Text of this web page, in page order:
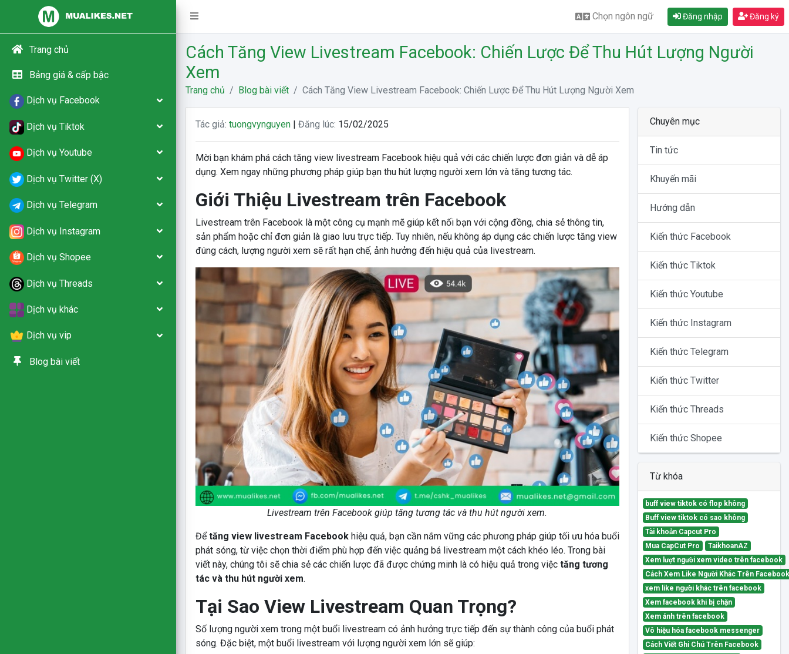
Chọn ngôn ngữ Đăng nhập Đăng ký
Trang chủ
Bảng giá & cấp bậc
Dịch vụ Facebook
Dịch vụ Tiktok
Dịch vụ Youtube
Dịch vụ Twitter (X)
Dịch vụ Telegram
Dịch vụ Instagram
Dịch vụ Shopee
Dịch vụ Threads
Dịch vụ khác
Dịch vụ vip
Blog bài viết
Cách Tăng View Livestream Facebook: Chiến Lược Để Thu Hút Lượng Người
Xem
Trang chủ Blog bài viết Cách Tăng View Livestream Facebook: Chiến Lược Để Thu Hút Lượng Người Xem
Tác giả: tuongvynguyen| Đăng lúc: 15/02/2025
Mời bạn khám phá cách tăng view livestream Facebook hiệu quả với các chiến lược đơn giản và dễ áp
dụng. Xem ngay những phương pháp giúp bạn thu hút lượng người xem lớn và tăng tương tác.
Giới Thiệu Livestream trên Facebook
Livestream trên Facebook là một công cụ mạnh mẽ giúp kết nối bạn với cộng đồng, chia sẻ thông tin,
sản phẩm hoặc chỉ đơn giản là giao lưu trực tiếp. Tuy nhiên, nếu không áp dụng các chiến lược tăng view
đúng cách, lượng người xem sẽ rất hạn chế, ảnh hưởng đến hiệu quả của livestream.
Livestream trên Facebook giúp tăng tương tác và thu hút người xem.
Đểtăng view livestream Facebookhiệu quả, bạn cần nắm vững các phương pháp giúp tối ưu hóa buổi
phát sóng, từ việc chọn thời điểm phù hợp đến việc quảng bá livestream một cách khéo léo. Trong bài
viết này, chúng tôi sẽ chia sẻ các chiến lược đã được chứng minh là có hiệu quả trong việc tăng tương
tác và thu hút người xem.
Tại Sao View Livestream Quan Trọng?
Số lượng người xem trong một buổi livestream có ảnh hưởng trực tiếp đến sự thành công của buổi phát
sóng. Đặc biệt, một buổi livestream với lượng người xem lớn sẽ giúp:
Chuyên mục
Tin tức
Khuyến mãi
Hướng dẫn
Kiến thức Facebook
Kiến thức Tiktok
Kiến thức Youtube
Kiến thức Instagram
Kiến thức Telegram
Kiến thức Twitter
Kiến thức Threads
Kiến thức Shopee
Từ khóa
buff view tiktok có flop không
Buff view tiktok có sao không
Tài khoản Capcut Pro
Mua CapCut Pro
TaikhoanAZ
Xem lượt người xem video trên facebook
Cách Xem Like Người Khác Trên
xem like người khác trên facebook
Xem facebook khi bị chặn
Xem ảnh trên facebook
Vô hiệu hóa facebook messenger
Cách Viết Ghi Chú Trên Facebook